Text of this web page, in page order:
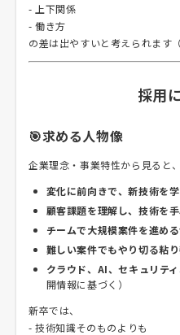
- 上下関係
- 働き方
の差は出やすいと考えられます
採用
🎯求める人物像
企業理念・事業特性から見ると
変化に前向きで、新技術を
顧客課題を理解し、技術を
チームで大規模案件を進め
難しい案件でもやり切る粘
クラウド、AI、セキュリテ
開情報に基づく）
新卒では、
- 技術知識そのものよりも